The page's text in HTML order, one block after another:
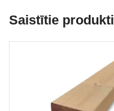
Saistītie produkti